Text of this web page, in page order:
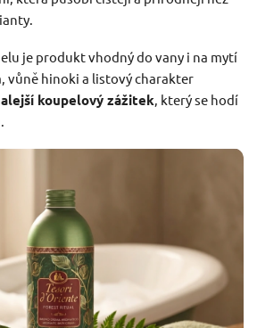
je produkt vhodný do vany i na mytí
vůně hinoki a listový charakter
koupelový zážitek , který se hodí